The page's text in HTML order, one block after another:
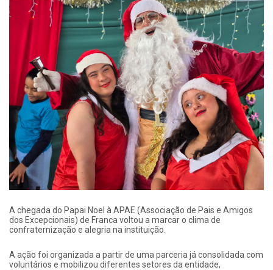
A chegada do Papai Noel à APAE (Associação de Pais e Amigos
dos Excepcionais) de Franca voltou a marcar o clima de
confraternização e alegria na instituição.
A ação foi organizada a partir de uma parceria já consolidada com
voluntários e mobilizou diferentes setores da entidade,